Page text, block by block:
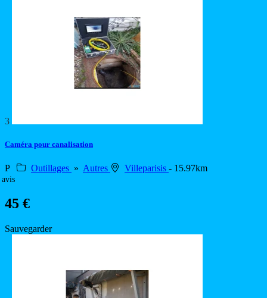
3
Caméra pour canalisation
P Outillages » Autres Villeparisis - 15.97km
avis
45 €
Sauvegarder